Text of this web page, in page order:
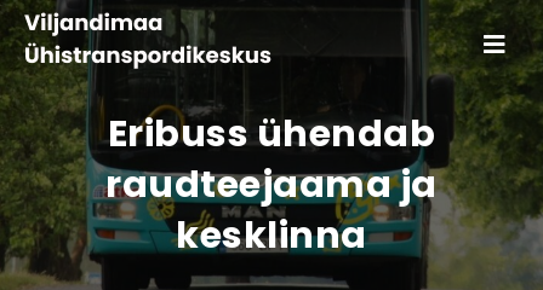
Toggle
Eribuss ühendab
raudteejaama ja
kesklinna